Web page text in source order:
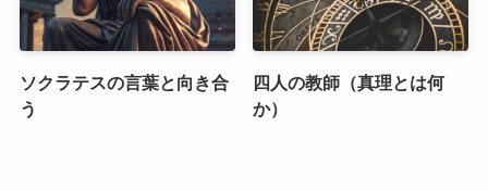
ソクラテスの言葉と向き合
う
四人の教師（真理とは何
か）